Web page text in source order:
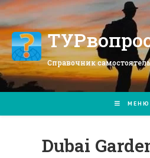
Перейти
к
содержимому
Справочник
МЕНЮ
Dubai